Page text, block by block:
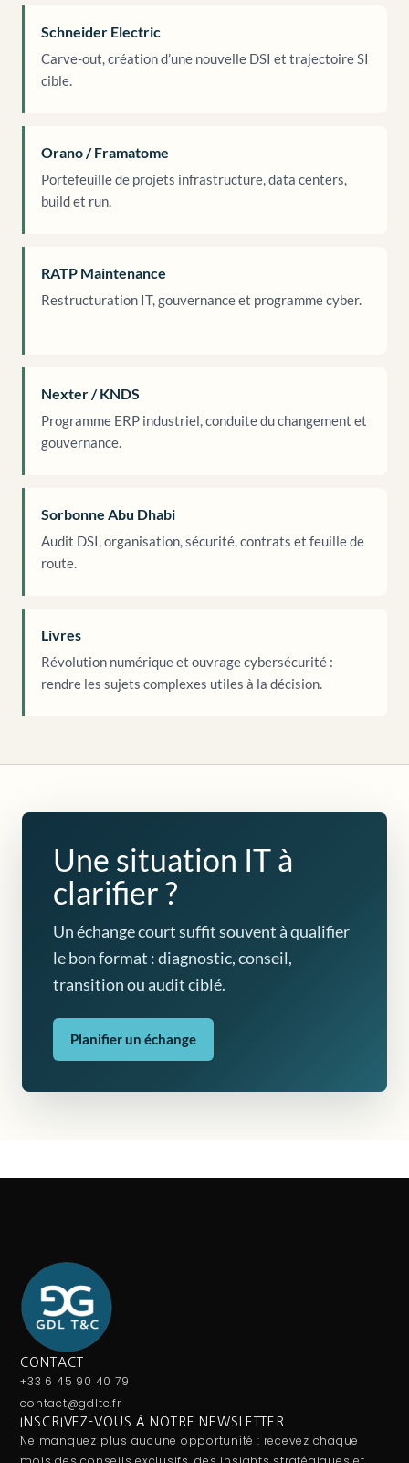
Schneider Electric
Carve-out, création d’une nouvelle DSI et trajectoire SI
cible.
Orano / Framatome
Portefeuille de projets infrastructure, data centers,
build et run.
RATP Maintenance
Restructuration IT, gouvernance et programme cyber.
Nexter / KNDS
Programme ERP industriel, conduite du changement et
gouvernance.
Sorbonne Abu Dhabi
Audit DSI, organisation, sécurité, contrats et feuille de
route.
Livres
Révolution numérique et ouvrage cybersécurité :
rendre les sujets complexes utiles à la décision.
Une situation IT à
clarifier ?
Un échange court suffit souvent à qualifier
le bon format : diagnostic, conseil,
transition ou audit ciblé.
Planifier un échange
CONTACT
+33 6 45 90 40 79
contact@gdltc.fr
INSCRIVEZ-VOUS À NOTRE NEWSLETTER
Ne manquez plus aucune opportunité : recevez chaque